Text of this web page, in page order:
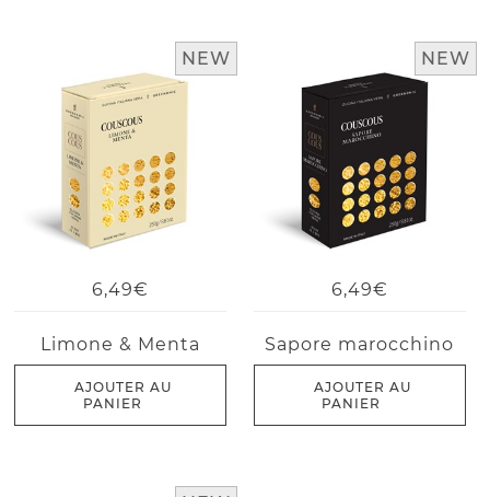
NEW
6,49€
Limone & Menta
AJOUTER AU
PANIER
NEW
6,49€
Sapore marocchino
AJOUTER AU
PANIER